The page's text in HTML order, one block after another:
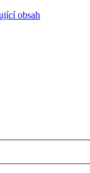
obsah